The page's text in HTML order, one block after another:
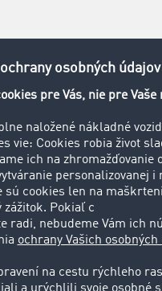
TIMOCOM zaznamenal
roka. Transporty z
Obzvlášť žiadané
percent vyšší ako
marca znížil o viac ako
celej Európy v
maloobchodov s
v potravinárskom
ako dve tretiny",